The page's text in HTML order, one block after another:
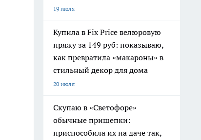
19 июля
Купила в Fix Price велюровую
пряжу за 149 руб: показываю,
как превратила «макароны» в
стильный декор для дома
20 июля
Скупаю в «Светофоре»
обычные прищепки:
приспособила их на даче так,